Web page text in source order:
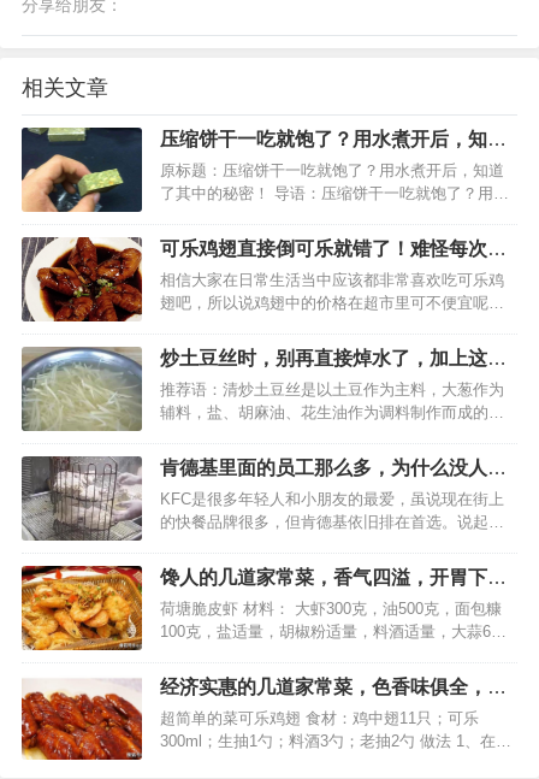
分享给朋友：
相关文章
压缩饼干一吃就饱了？用水煮开后，知道
了其中的秘密！
原标题：压缩饼干一吃就饱了？用水煮开后，知道
了其中的秘密！ 导语：压缩饼干一吃就饱了？用水
一些影视剧里看见过这样的场景，在户外探险的人
饿了…
可乐鸡翅直接倒可乐就错了！难怪每次做
的发黑发苦，快看看吧！
相信大家在日常生活当中应该都非常喜欢吃可乐鸡
翅吧，所以说鸡翅中的价格在超市里可不便宜呢，
了，当然可乐鸡翅是非常美味的，所以说好多人痴
迷于它的美味，常常会自己制作。但是自己在家做
可乐鸡翅，如果掌握…
炒土豆丝时，别再直接焯水了，加上这一
步，土豆丝才会爽脆还入味
推荐语：清炒土豆丝是以土豆作为主料，大葱作为
辅料，盐、胡麻油、花生油作为调料制作而成的家
直接焯水了，加上这一步，土豆丝才会爽脆还入味
对于现在的人来说，他们对于美食的要求都是比较
高的，而且对…
肯德基里面的员工那么多，为什么没人能
知道炸鸡的真正配方？
KFC是很多年轻人和小朋友的最爱，虽说现在街上
的快餐品牌很多，但肯德基依旧排在首选。说起
原味鸡了，虽说都知道炸鸡对身体不是太好，但是
对于吃货来说，那个味道真的想想都流口水。 作为
全球连锁的…
馋人的几道家常菜，香气四溢，开胃下
饭，你也动手试试吧
荷塘脆皮虾 材料： 大虾300克，油500克，面包糠
100克，盐适量，胡椒粉适量，料酒适量，大蒜6
须，挑去背后的黑线，将整理好的虾加入盐，料
酒，胡椒粉腌制至少15分钟。 2.将虾最…
经济实惠的几道家常菜，色香味俱全，美
味营养，好吃的放不下筷子
超简单的菜可乐鸡翅 食材：鸡中翅11只；可乐
300ml；生抽1勺；料酒3勺；老抽2勺 做法 1、在生